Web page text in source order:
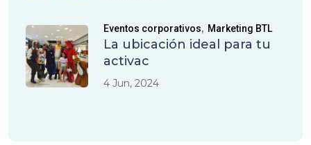
Eventos corporativos, Marketing BTL
La ubicación ideal para tu
activac
4 Jun, 2024